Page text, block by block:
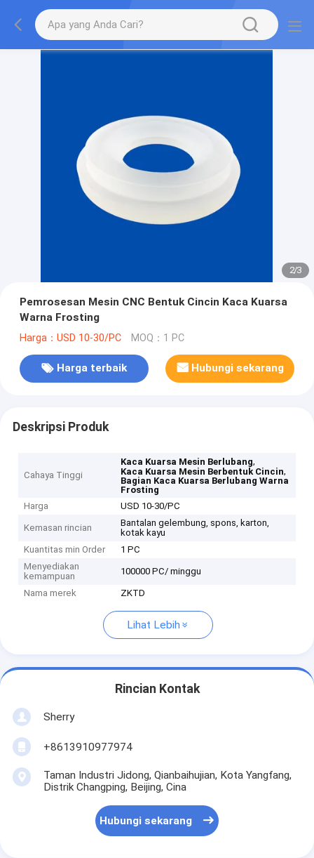
2/3
Pemrosesan Mesin CNC Bentuk Cincin Kaca Kuarsa
Warna Frosting
Harga：USD 10-30/PC MOQ：1 PC
Harga terbaik Hubungi sekarang
Deskripsi Produk
Cahaya Tinggi
Kaca Kuarsa Mesin Berlubang,
Kaca Kuarsa Mesin Berbentuk Cincin,
Bagian Kaca Kuarsa Berlubang Warna
Frosting
Harga
USD 10-30/PC
Kemasan rincian
Bantalan gelembung, spons, karton,
kotak kayu
Kuantitas min Order
1 PC
Menyediakan
kemampuan
100000 PC/ minggu
Nama merek ZKTD
Lihat Lebih
Rincian Kontak
Sherry
+8613910977974
Taman Industri Jidong, Qianbaihujian, Kota Yangfang,
Distrik Changping, Beijing, Cina
Hubungi sekarang